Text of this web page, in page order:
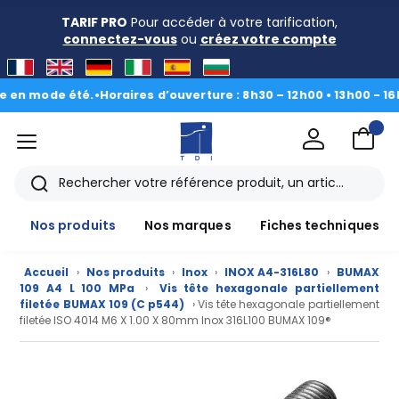
TARIF PRO Pour accéder à votre tarification,
connectez-vousou créez votre compte
été.•Horaires d’ouverture : 8h30 – 12h00 • 13h00 - 16h30|
menu
Rechercher
Nos produits
Nos marques Fiches techniques
Accueil › Nos produits › Inox › INOX A4-316L80 › BUMAX
109 A4 L 100 MPa
›
Vis tête hexagonale partiellement
filetée BUMAX 109 (C p544)
› Vis tête hexagonale partiellement
filetée ISO 4014 M6 X 1.00 X 80mm Inox 316L100 BUMAX 109®